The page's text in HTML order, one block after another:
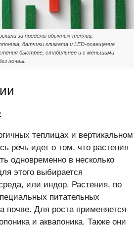
за пределы обычных теплиц:
датчики климата и LED-освещение
быстрее, стабильнее и с меньшими
почвы.
теплицах и вертикальном
речь идет о том, что растения
одновременно в несколько
этого выбирается
или индор. Растения, по
питательных
почве. Для роста применяется
и аквапоника. Также они